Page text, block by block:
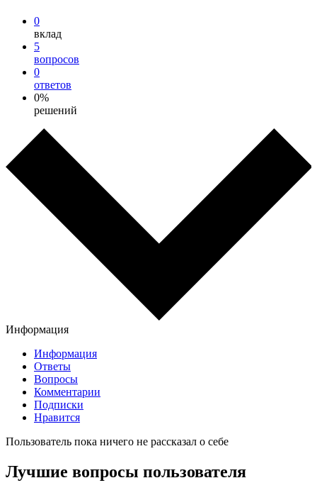
0
вклад
5
вопросов
0
ответов
0%
решений
Информация
Информация
Ответы
Вопросы
Комментарии
Подписки
Нравится
Пользователь пока ничего не рассказал о себе
Лучшие вопросы пользователя